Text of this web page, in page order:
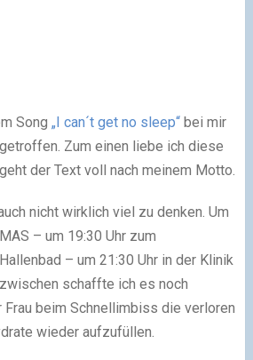
Song „I can´t get no sleep“bei mir
Zum einen liebe ich diese
der Text voll nach meinem Motto.
nicht wirklich viel zu denken. Um
– um 19:30 Uhr zum
– um 21:30 Uhr in der Klinik
schaffte ich es noch
beim Schnellimbiss die verloren
wieder aufzufüllen.